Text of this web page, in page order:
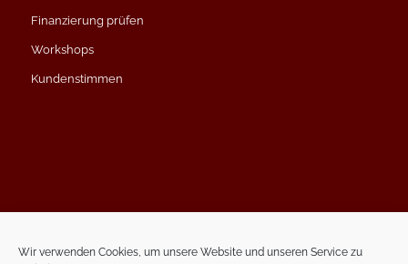
Wir verwenden Cookies, um unsere Website und unseren Service zu
Finanzierung prüfen
Workshops
Kundenstimmen
Datenschutzerklärung